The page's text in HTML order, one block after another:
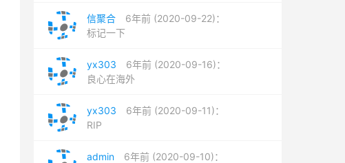
信聚合
6年前 (2020-09-22)：
标记一下
yx303
6年前 (2020-09-16)：
良心在海外
yx303
6年前 (2020-09-11)：
RIP
admin
6年前 (2020-09-10)：